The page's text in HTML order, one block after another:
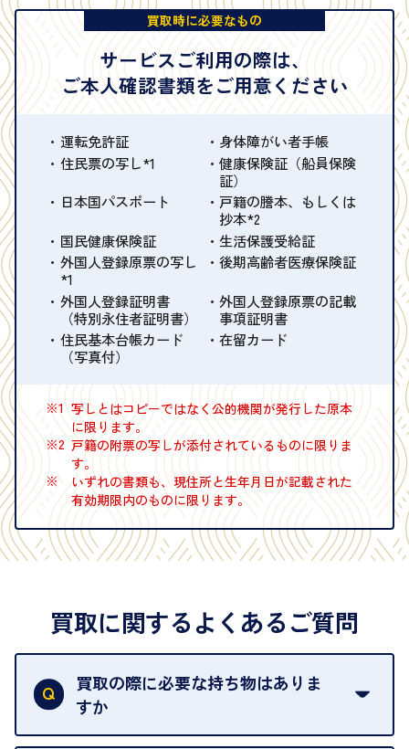
買取時に必要なもの
サービスご利用の際は、
ご本人確認書類をご用意ください
運転免許証
身体障がい者手帳
住民票の写し*1
健康保険証（船員保険
証）
日本国パスポート
戸籍の謄本、もしくは
抄本*2
国民健康保険証
生活保護受給証
外国人登録原票の写し
*1
後期高齢者医療保険証
外国人登録証明書
（特別永住者証明書）
外国人登録原票の記載
事項証明書
住民基本台帳カード
（写真付）
在留カード
※1 写しとはコピーではなく公的機関が発行した原本
に限ります。
※2 戸籍の附票の写しが添付されているものに限りま
す。
※
いずれの書類も、現住所と生年月日が記載された
有効期限内のものに限ります。
買取に関するよくあるご質問
買取の際に必要な持ち物はありま
すか